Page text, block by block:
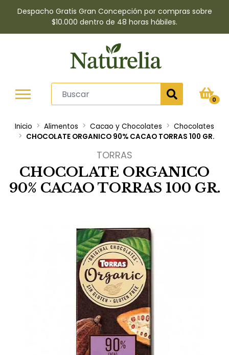
Despacho Gratis Gran Concepción por compras sobre
$10.000 dentro de 48 horas hábiles.
0
Inicio Alimentos Cacao y Chocolates
Chocolates
CHOCOLATE ORGANICO 90% CACAO TORRAS 100 GR.
TORRAS
CHOCOLATE ORGANICO
90% CACAO TORRAS 100 GR.